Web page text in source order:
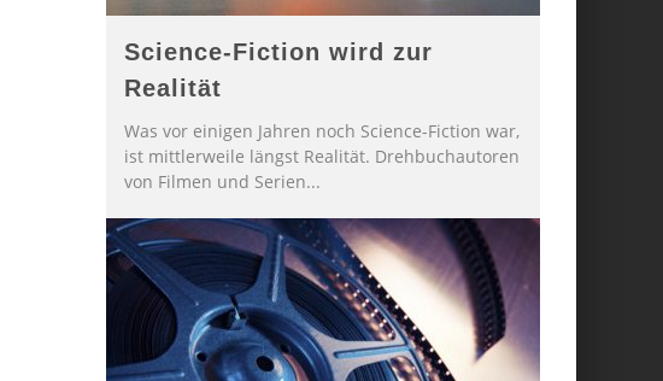
Science-Fiction wird zur
Realität
Was vor einigen Jahren noch Science-Fiction war,
ist mittlerweile längst Realität. Drehbuchautoren
von Filmen und Serien...